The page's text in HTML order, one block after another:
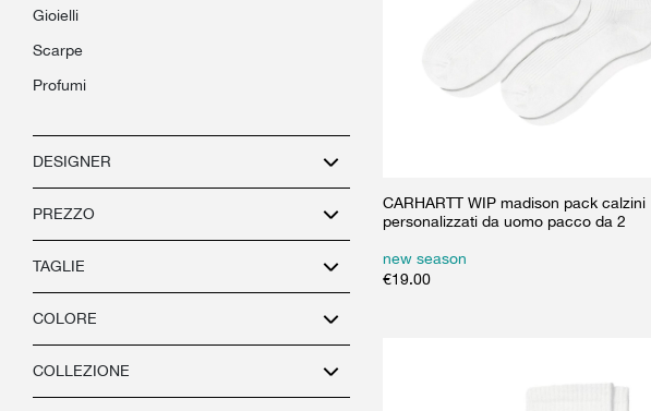
gioielli
scarpe
profumi
DESIGNER
PREZZO
TAGLIE
COLORE
COLLEZIONE
CARHARTT WIP madison pack calzini
personalizzati da uomo pacco da 2
new season
€19.00